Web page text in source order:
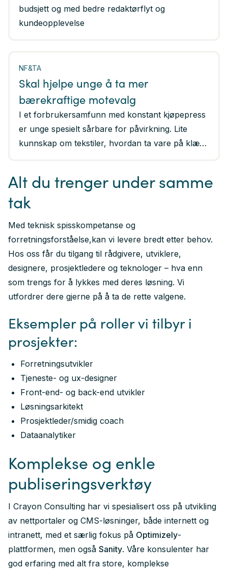
budsjett og med bedre redaktørflyt og
kundeopplevelse
NF&TA
Skal hjelpe unge å ta mer
bærekraftige motevalg
I et forbrukersamfunn med konstant kjøpepress
er unge spesielt sårbare for påvirkning. Lite
kunnskap om tekstiler, hvordan ta vare på klær
utfordringene ble utgangspunkt til en ny løsning
for å hjelpe unge i en mer bærekraftig retning.
Alt du trenger under samme
tak
Med teknisk spisskompetanse og
forretningsforståelse,kan vi levere bredt etter behov.
Hos oss får du tilgang til rådgivere, utviklere,
designere, prosjektledere og teknologer – hva enn
som trengs for å lykkes med deres løsning. Vi
utfordrer dere gjerne på å ta de rette valgene.
Eksempler på roller vi tilbyr i
prosjekter:
Forretningsutvikler
Tjeneste- og ux-designer
Front-end- og back-end utvikler
Løsningsarkitekt
Prosjektleder/smidig coach
Dataanalytiker
Komplekse og enkle
publiseringsverktøy
I Crayon Consulting har vi spesialisert oss på utvikling
av nettportaler og CMS-løsninger, både internett og
intranett, med et særlig fokus på Optimizely-
plattformen, men også Sanity. Våre konsulenter har
god erfaring med alt fra store, komplekse